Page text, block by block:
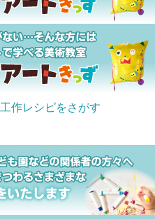
工作レシピをさがす